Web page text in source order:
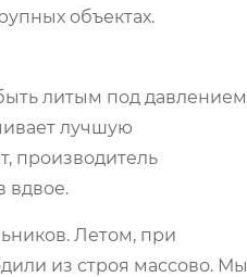
объектах.
литым под давлением
лучшую
производитель
вдвое.
Летом, при
из строя массово. Мы